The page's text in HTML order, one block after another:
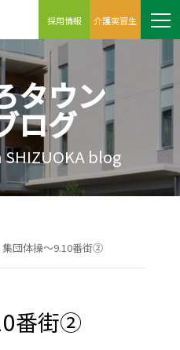
採用情報 介護実習生
タウン
ログ
blog
集団体操～9.10番街②
番街②